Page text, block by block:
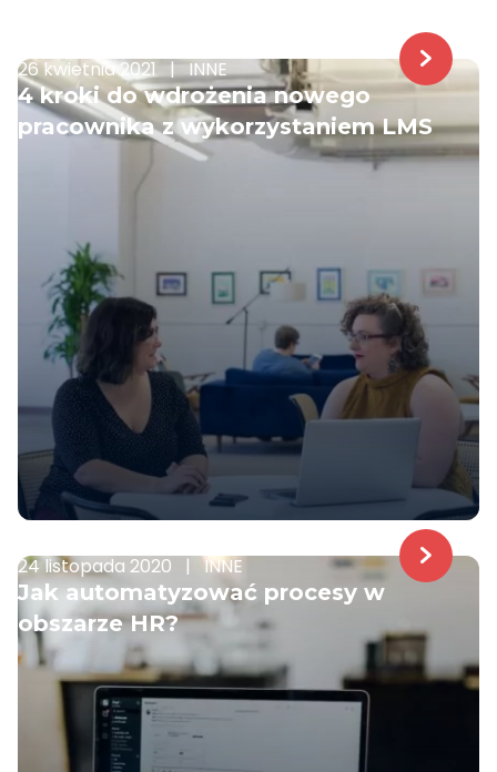
26 kwietnia 2021 | INNE
4 kroki do wdrożenia nowego
pracownika z wykorzystaniem LMS
24 listopada 2020 | INNE
Jak automatyzować procesy w
obszarze HR?